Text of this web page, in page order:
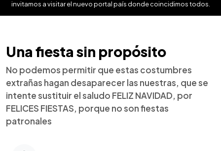
invitamos a visitar el nuevo portal país donde coincidimos todos.
Una fiesta sin propósito
No podemos permitir que estas costumbres
extrañas hagan desaparecer las nuestras, que se
intente sustituir el saludo FELIZ NAVIDAD, por
FELICES FIESTAS, porque no son fiestas
patronales